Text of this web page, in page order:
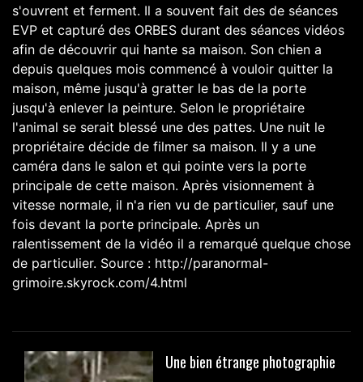
s'ouvrent et ferment. Il a souvent fait des de séances
EVP et capturé des ORBES durant des séances vidéos
afin de découvrir qui hante sa maison. Son chien a
depuis quelques mois commencé à vouloir quitter la
maison, même jusqu'à gratter le bas de la porte
jusqu'à enlever la peinture. Selon le propriétaire
l'animal se serait blessé une des pattes. Une nuit le
propriétaire décide de filmer sa maison. Il y a une
caméra dans le salon et qui pointe vers la porte
principale de cette maison. Après visionnement à
vitesse normale, il n'a rien vu de particulier, sauf une
fois devant la porte principale. Après un
ralentissement de la vidéo il a remarqué quelque chose
de particulier. Source : http://paranormal-
grimoire.skyrock.com/4.html
Une bien étrange photographie